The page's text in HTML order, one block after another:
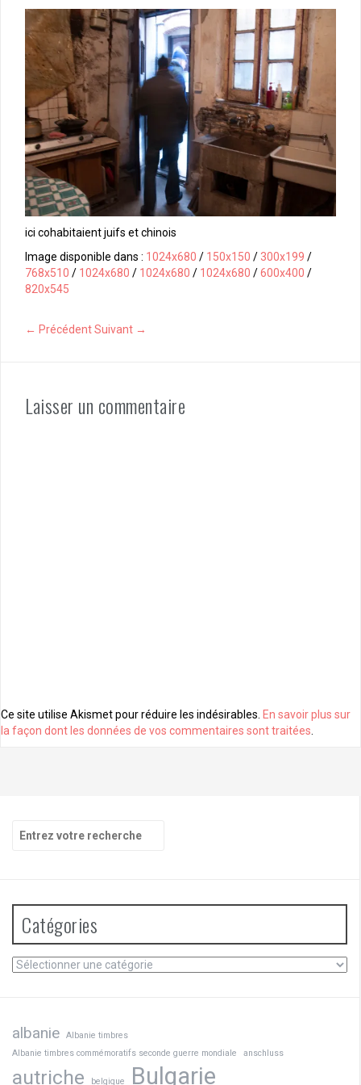
ici cohabitaient juifs et chinois
Image disponible dans : 1024x680 / 150x150 / 300x199 /
768x510 / 1024x680 / 1024x680 / 1024x680 /600x400 /
820x545
← PrécédentSuivant →
Laisser un commentaire
Ce site utilise Akismet pour réduire les indésirables. En savoir plus sur
la façon dont les données de vos commentaires sont traitées.
Recherche
pour
Catégories
Catégories
albanie
Albanie timbres
Albanie timbres commémoratifs seconde guerre mondiale
anschluss
autriche belgique Bulgarie